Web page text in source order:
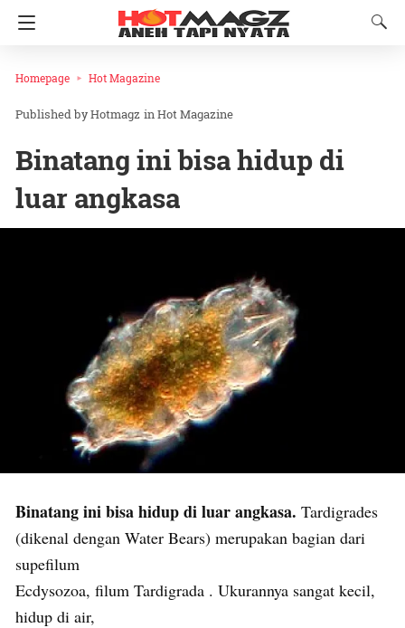
Homepage Hot Magazine
Hotmagz inHot Magazine
Binatang ini bisa hidup di
luar angkasa
Binatang ini bisa hidup di luar angkasa. Tardigrades
(dikenal dengan Water Bears) merupakan bagian dari
supefilum
Ecdysozoa, filum Tardigrada . Ukurannya sangat kecil,
hidup di air,